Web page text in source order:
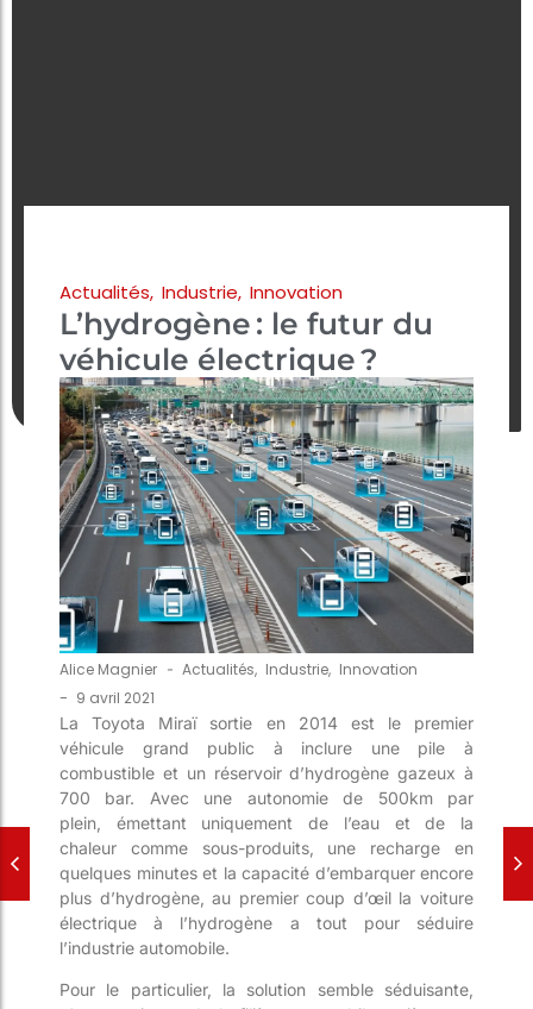
Actualités, Industrie, Innovation
L’hydrogène : le futur du
véhicule électrique ?
Alice Magnier - Actualités, Industrie, Innovation
- 9 avril 2021
La Toyota Miraïsortie en 2014 est lepremier
véhicule grand public à inclure une pile à
combustible et un réservoir d’hydrogène gazeux à
700 bar. Avec une autonomie de 500km par
plein
émettant uniquement de l’eau et de la
chaleur comme sous-produits, une recharge en
quelques minuteset la capacité d’embarquer encore
plus d’hydrogène, au premier coup d’œil la voiture
électrique à l’hydrogène a tout pour séduire
l’industrie automobile.
Pour le particulier, la solution semble séduisante,